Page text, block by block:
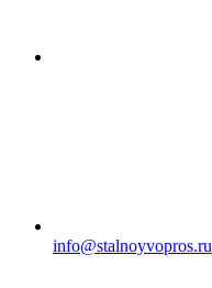
info@stalnoyvopros.ru